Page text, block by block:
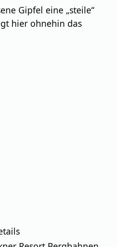
Gipfel eine „steile“
hier ohnehin das